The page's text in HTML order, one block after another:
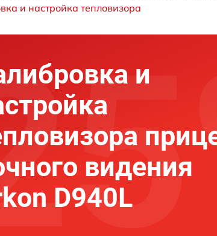
и настройка тепловизора
и
видения
D940L